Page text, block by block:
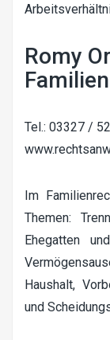
Romy
Tel.: 03327 /
Im
Themen:
Ehegatten
Haushalt,
und